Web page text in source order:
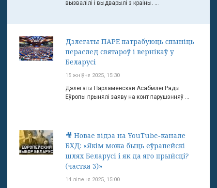
вызвалілі і выдварылі з краіны. ...
Дэлегаты ПАРЕ патрабуюць спыніць
пераслед святароў і вернікаў у
Беларусі
15 жніўня 2025, 15:30
Дэлегаты Парламенскай Асабмлеі Рады
Еўропы прынялі заяву на конт парушэнняў ...
🎥 Новае відэа на YouTube-канале
БХД: «Якім можа быць еўрапейскі
шлях Беларусі і як да яго прыйсці?
(частка 3)»
14 ліпеня 2025, 15:00